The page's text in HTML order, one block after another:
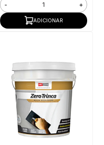
- +
ADICIONAR